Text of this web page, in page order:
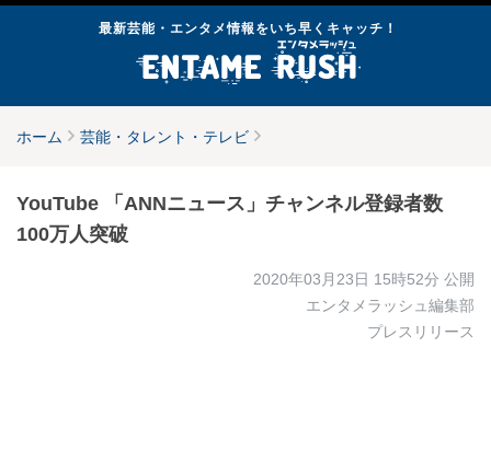
最新芸能・エンタメ情報をいち早くキャッチ！
ホーム 芸能・タレント・テレビ
YouTube 「ANNニュース」チャンネル登録者数
100万人突破
2020年03月23日 15時52分 公開
エンタメラッシュ編集部
プレスリリース